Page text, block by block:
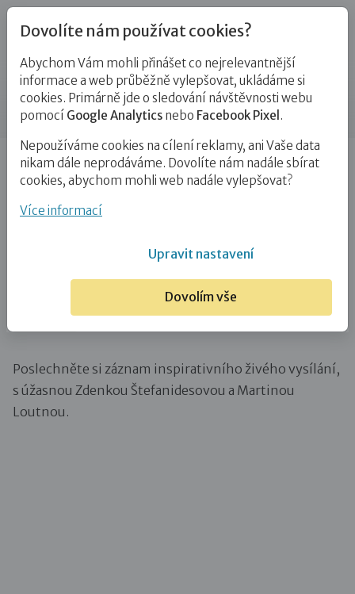
Blog
Příspěvek
Úvod Blog Adopce
Přechod dítěte z Mateřské
školy do Školy základní u dětí vyrůstajících…
Přechod dítěte z Mateřské školy do
v náhradních rodinách
Pěstounství
Zájemci o NRP
Poslechněte si záznam inspirativního živého vysílání,
s úžasnou Zdenkou Štefanidesovou a Martinou
Loutnou.
Dovolíte nám používat cookies?
Abychom Vám mohli přinášet co nejrelevantnější
informace a web průběžně vylepšovat, ukládáme si
cookies. Primárně jde o sledování návštěvnosti webu
pomocí Google Analytics nebo Facebook Pixel .
Nepoužíváme cookies na cílení reklamy, ani Vaše data
nikam dále neprodáváme. Dovolíte nám nadále sbírat
cookies, abychom mohli web nadále vylepšovat?
Více informací
Upravit nastavení
Dovolím vše